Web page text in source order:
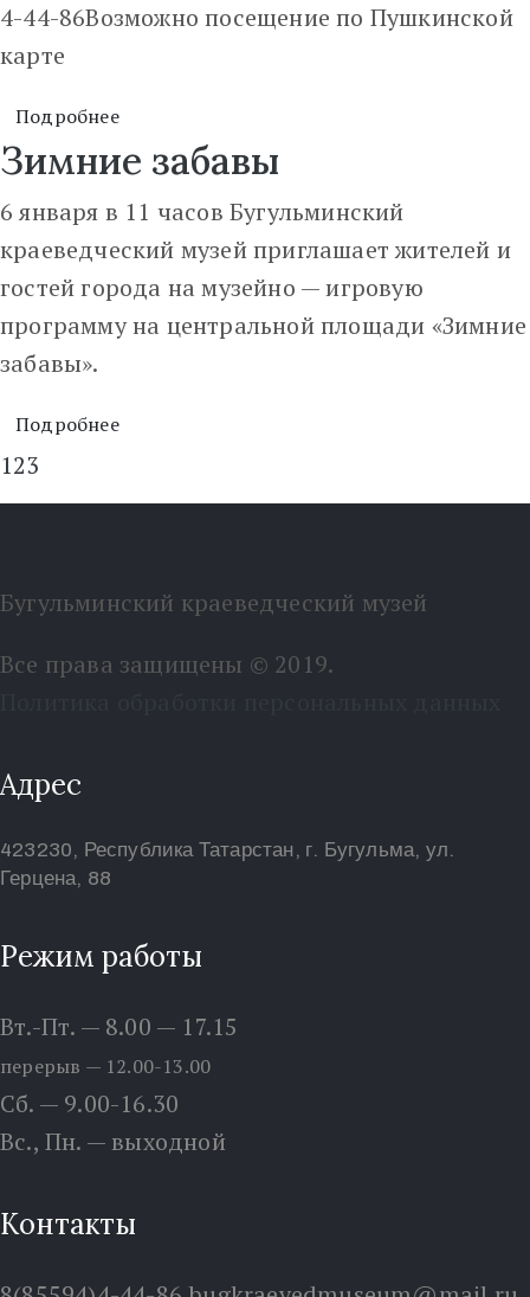
4-44-86Возможно посещение по Пушкинской
карте
Подробнее
Зимние забавы
6 января в 11 часов Бугульминский
краеведческий музей приглашает жителей и
гостей города на музейно — игровую
программу на центральной площади «Зимние
забавы».
Подробнее
123
Бугульминский краеведческий музей
Все права защищены © 2019.
Адрес
423230, Республика Татарстан, г. Бугульма, ул.
Герцена, 88
Режим работы
Вт.-Пт. — 8.00 — 17.15
перерыв — 12.00-13.00
Сб. — 9.00-16.30
Вс., Пн. — выходной
Контакты